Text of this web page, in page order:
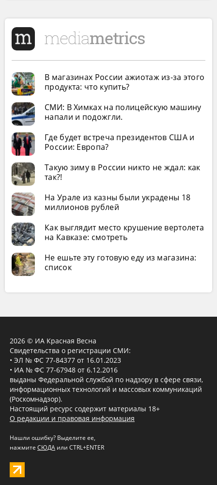
В магазинах России ажиотаж из-за этого
продукта: что купить?
СМИ: В Химках на полицейскую машину
напали и подожгли.
Где будет встреча президентов США и
России: Европа?
Такую зиму в России никто не ждал: как
так?!
На Урале из казны были украдены 18
миллионов рублей
Как выглядит место крушение вертолета
на Кавказе: смотреть
Не ешьте эту готовую еду из магазина:
список
2026 © ИА Красная Весна
Свидетельства о регистрации СМИ:
• ЭЛ № ФС 77-84377 от 16.01.2023
• ИА № ФС 77-67948 от 6.12.2016
выданы Федеральной службой по надзору в сфере связи,
информационных технологий и массовых коммуникаций
(Роскомнадзор).
Настоящий ресурс содержит материалы 18+
О редакции и правовая информация
Нашли ошибку? Выделите ее,
нажмите СЮДА или CTRL+ENTER